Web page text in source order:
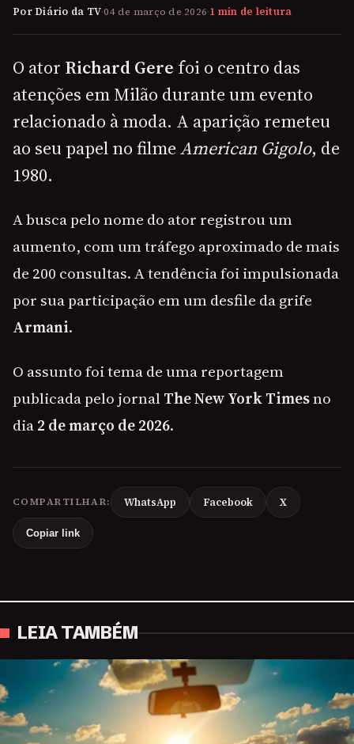
Por Diário da TV·04 de março de 2026·1 min de leitura
O ator Richard Gere foi o centro das
atenções em Milão durante um evento
relacionado à moda. A aparição remeteu
ao seu papel no filme American Gigolo, de
1980.
A busca pelo nome do ator registrou um
aumento, com um tráfego aproximado de mais
de 200 consultas. A tendência foi impulsionada
por sua participação em um desfile da grife
Armani.
O assunto foi tema de uma reportagem
publicada pelo jornalThe New York Timesno
dia2 de março de 2026.
COMPARTILHAR: WhatsApp Facebook X
Copiar link
LEIA TAMBÉM